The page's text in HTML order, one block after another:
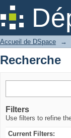
Recherche
Accueil de DSpace →
Recherche
Filters
Use filters to refine
Current Filters: